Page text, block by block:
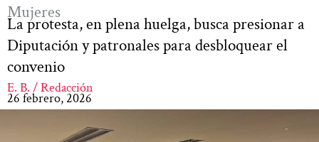
Mujeres
La protesta, en plena huelga, busca presionar a
Diputación y patronales para desbloquear el
convenio
E. B. / Redacción
26 febrero, 2026